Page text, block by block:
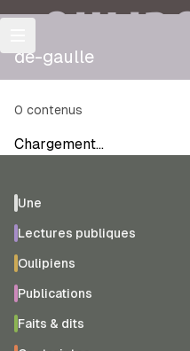
OULIPO
de-gaulle
0 contenus
Chargement…
Une
Lectures publiques
Oulipiens
Publications
Faits & dits